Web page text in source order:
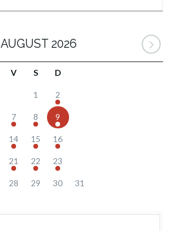
AUGUST 2026
V S D
1 2
7 8 9
14 15 16
21 22 23
28 29 30 31